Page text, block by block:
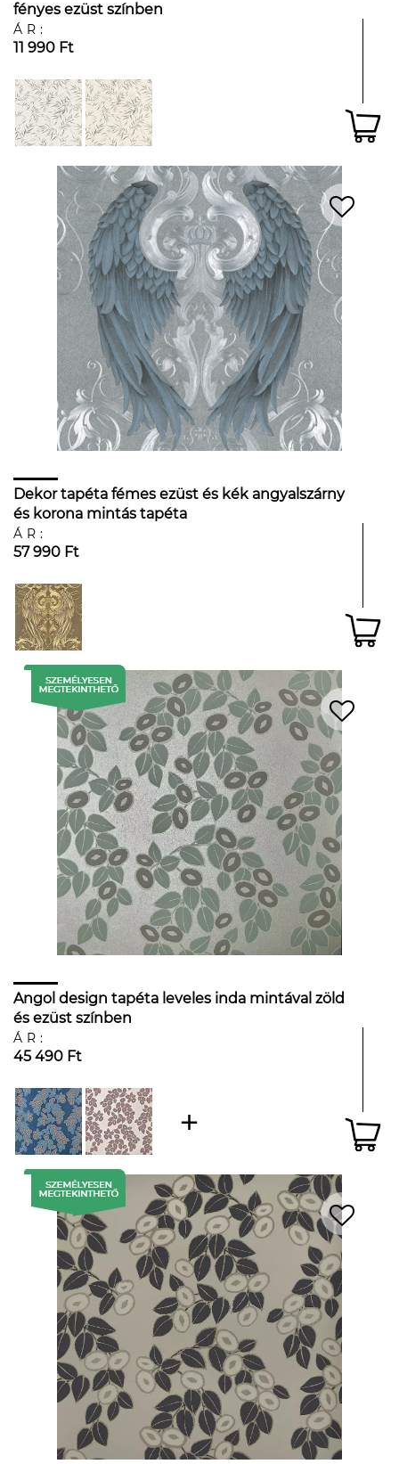
fényes ezüst színben
ÁR:
11 990 Ft
Dekor tapéta fémes ezüst és kék angyalszárny
és korona mintás tapéta
ÁR:
57 990 Ft
Angol design tapéta leveles inda mintával zöld
és ezüst színben
ÁR:
45 490 Ft